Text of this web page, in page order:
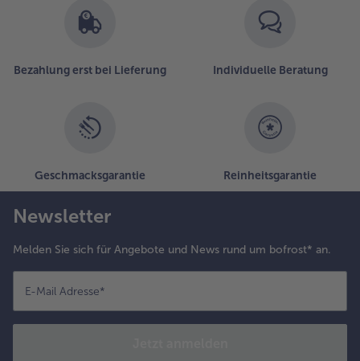
Bezahlung erst bei Lieferung Individuelle Beratung
Geschmacksgarantie Reinheitsgarantie
Newsletter
Melden Sie sich für Angebote und News rund um bofrost* an.
E-Mail Adresse*